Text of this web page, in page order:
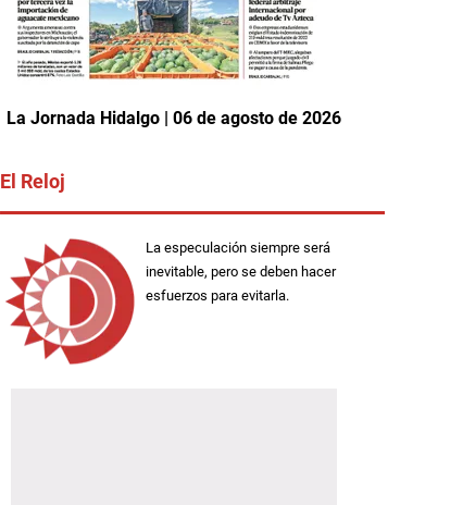
La Jornada Hidalgo | 06 de agosto de 2026
El Reloj
La especulación siempre será
inevitable, pero se deben hacer
esfuerzos para evitarla.